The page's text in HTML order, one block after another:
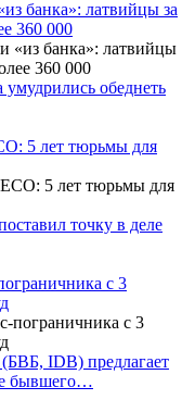
банка»: латвийцы за
360 000
обеднеть
5 лет тюрьмы для
точку в деле
с 3
IDB) предлагает
бывшего…